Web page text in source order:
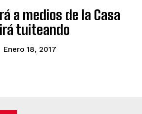
a medios de la Casa
tuiteando
Enero 18, 2017